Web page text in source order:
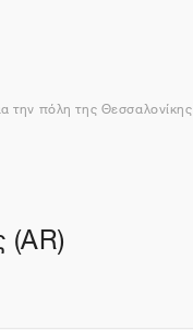
την πόλη της Θεσσαλονίκης
(AR)